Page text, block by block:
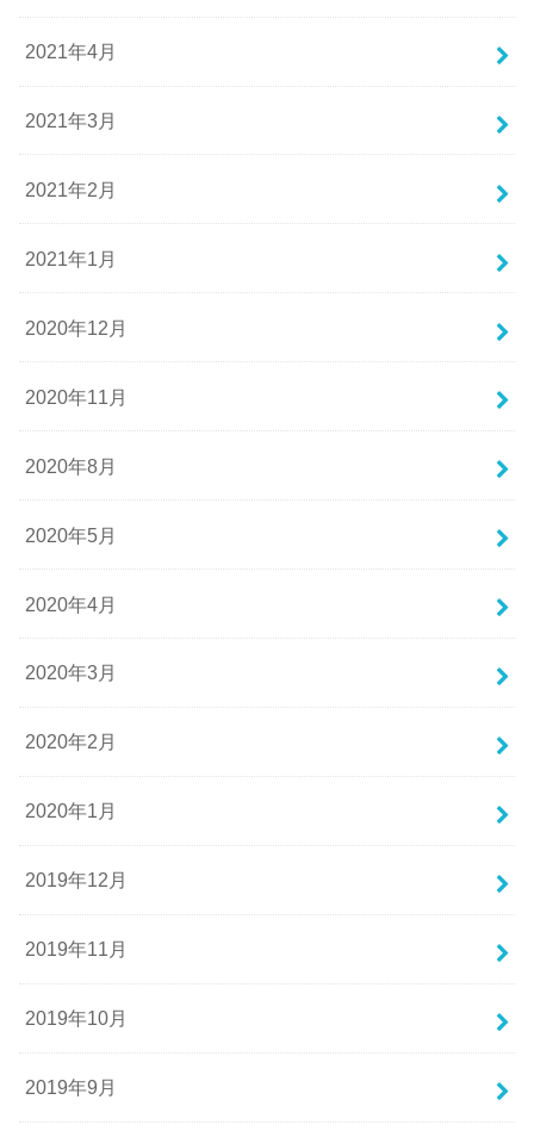
2021年4月
2021年3月
2021年2月
2021年1月
2020年12月
2020年11月
2020年8月
2020年5月
2020年4月
2020年3月
2020年2月
2020年1月
2019年12月
2019年11月
2019年10月
2019年9月